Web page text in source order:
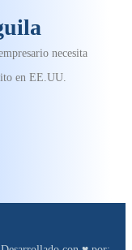
necesita
en EE.UU.